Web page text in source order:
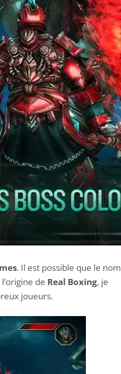
. Il est possible que le nom
de Real Boxing, je
joueurs.